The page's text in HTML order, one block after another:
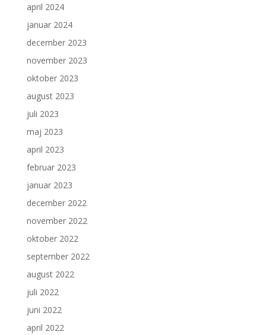
april 2024
januar 2024
december 2023
november 2023
oktober 2023
august 2023
juli 2023
maj 2023
april 2023
februar 2023
januar 2023
december 2022
november 2022
oktober 2022
september 2022
august 2022
juli 2022
juni 2022
april 2022